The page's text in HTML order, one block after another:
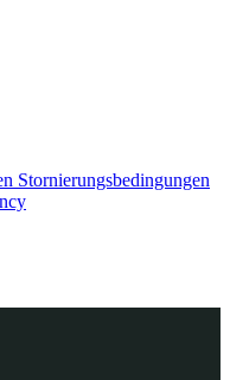
Stornierungsbedingungen